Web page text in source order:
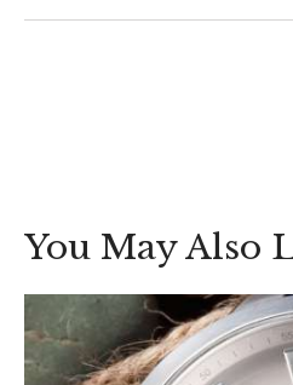
You May Also